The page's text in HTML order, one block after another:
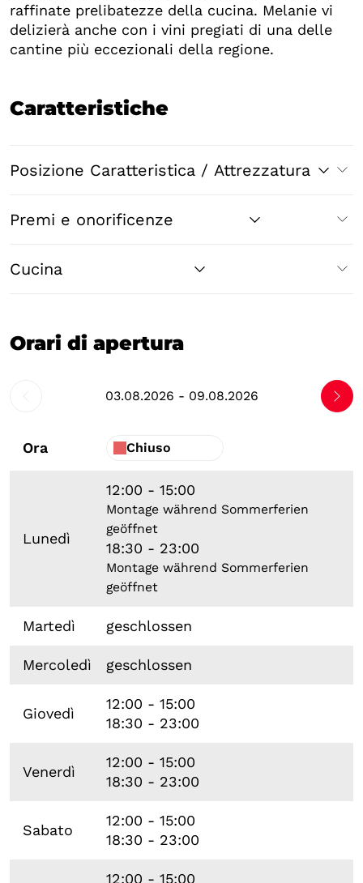
raffinate prelibatezze della cucina. Melanie vi
delizierà anche con i vini pregiati di una delle
cantine più eccezionali della regione.
Caratteristiche
Posizione Caratteristica / Attrezzatura
Premi e onorificenze
Cucina
Orari di apertura
03.08.2026 - 09.08.2026
Ora Chiuso
Lunedì
12:00 - 15:00
Montage während Sommerferien
geöffnet
18:30 - 23:00
Montage während Sommerferien
geöffnet
Martedì geschlossen
Mercoledì geschlossen
Giovedì
12:00 - 15:00
18:30 - 23:00
Venerdì
12:00 - 15:00
18:30 - 23:00
Sabato
12:00 - 15:00
18:30 - 23:00
12:00 - 15:00